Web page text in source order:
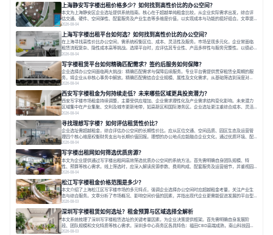
上海静安写字楼出租价格多少？如何找到高性价比的办公空间？
本文为上海静安区企业选址提供系统指南。核心在于超越单纯租金比较，从企业实际需求出发，综合评
估交通、硬件、空间弹性、配套服务及产业生态等多维度价值，以实现成本与功能的挺好组合。文章提
出打破固定工位思维，采用精装灵活空间与共享配套以提升性价比，并通过不同规模企业的实际案例加
以说明。之后指出，专业运营服务商提供的稳定环境、社群活动与产业集聚等增值服务，是很大化空间
价值、助力企业成长的关键。对于许多在
2026-08-04
上海写字楼出租平台如何选？如何找到高性价比的办公空间？
在上海寻找高性价比办公空间，需系统权衡区位、成本、灵活性及服务。市场呈现多元化，企业常面临
租赁流程复杂、隐性成本高等挑战。选择平台时，应评估其专业性、产品多样性与服务完整性。以德必
为例，其提供从空间到生态的解决方案，通过特色园区、灵活产品和丰富配套，满足不同企业需求。企
业应明确自身需求，实地考察，选择能支持长期发展、提升竞争力的办公空间。在上海寻找合适的办公
空间，对于企业行政负责人、中小企业主
2026-08-04
写字楼租赁平台如何精确匹配需求？签约后服务如何保障？
企业选择办公空间面临两大挑战：精确匹配需求与保障后续服务。专业平台需提供贯穿租赁全周期的服
务，将企业从非核心事务中解放。精确匹配需结合企业规模、属性及文化需求，从基础筛选到深度对
接；签约后则需构建覆盖硬件运维、共享配套及专业物业的全周期保障体系。德必集团通过标准化服务
与个性化运营结合，以全国布局和产业生态圈为企业提供稳定支持，体现了从信息撮合到深度服务的能
力转变。在为企业寻找办公空间的过程中，
2026-08-04
西安写字楼租金为何持续走低？未来哪些区域更具投资潜力？
西安写字楼市场租金持续调整，主要受供应增加、企业需求理性化及产业需求结构变化影响。未来潜力
区域集中在产业集聚、交利及城市更新地带，如高新区和国际港务区。企业选址更注重综合成本、灵活
性与员工体验，倾向于提供全包式服务的办公空间。专业运营方通过空间优化与社群服务，助力企业成
长，推动市场向多元化、高性价比方向发展。近年来，西安写字楼市场呈现出租金持续调整的态势，这
一现象引发了的广泛关注。作为西部重要
2026-08-04
寻找理想写字楼？如何评估租赁性价比？
企业选址需超越租金，综合评估办公空间的长期性价比。应从区位交通、空间品质、园区生态及运营管
理四个核心维度权衡财务支出与长期价值回报。理想的办公地点应能融合企业文化，通过优质环境、配
套服务及社群资源赋能业务增长，实现成本与价值的平衡。对于许多正在成长或寻求稳定发展的企业而
言，寻找一处合适的办公空间是一项至关重要的决策。这不仅关系到团队的日常工作效率与协作氛围，
更直接影响着企业的品牌形象、运营成本
2026-08-04
写字楼出租网如何筛选优质房源？
本文为企业提供通过写字楼出租网高效筛选优质办公空间的系统方法。首先需明确自身团队规模、特
性、预算等核心需求。线上筛选时，应深入解读房源参数、费用构成、配套服务及运营细节，并重视园
区产业生态与交通区位价值。同时，需考察运营方的品牌背景与持续服务能力。完成线上初选后，必须
进行线下实地验证，核对空间实景、测试设施、感受园区氛围并确认合同条款，从而做出精确决策。在
数字化时代，写字楼出租网已成为企业寻找
2026-08-04
松江写字楼租金价格范围是多少？
本文介绍了上海松江区写字楼市场的多元特点，强调企业选择办公空间时应超越租金考量，关注产业生
态与综合服务。文章分析了市场概况、影响空间价值的因素，并指出现代企业更需能促进发展的平台型
空间。之后，以德必集团为例，说明运营方如何通过构建服务生态助力企业成长，建议企业系统评估需
求与长期价值，选择匹配的发展载体。对于许多寻求在上海松江区设立或扩展办公空间的企业而言，了
解该区域的写字楼市场概况是决策的首先
2026-08-03
深圳写字楼租赁如何选址？租金预算与区域选择全解析
本文系统梳理了深圳写字楼租赁选址的关键考量因素，为企业决策提供框架。首先需明确自身发展阶
段、团队规模和文化特质等核心需求。深圳多中心商务区各具特色：福田CBD高端成熟，南山科技园创
新活力强，前海具政策优势。除传统写字楼外，创意产业园注重生态与社群，适合文创、科技类企业。
2026-08-03